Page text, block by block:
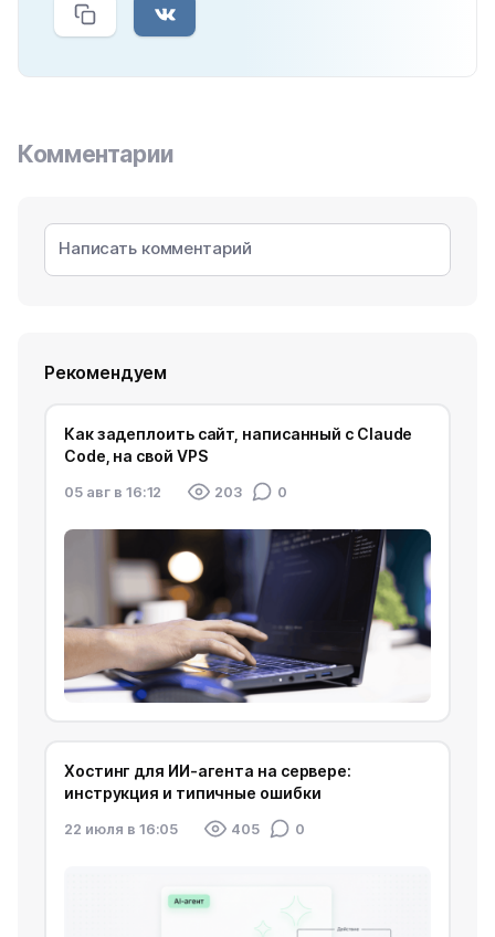
Комментарии
Рекомендуем
Как задеплоить сайт, написанный с Claude
Code, на свой VPS
05 авг в 16:12 203 0
Хостинг для ИИ-агента на сервере:
инструкция и типичные ошибки
22 июля в 16:05 405 0